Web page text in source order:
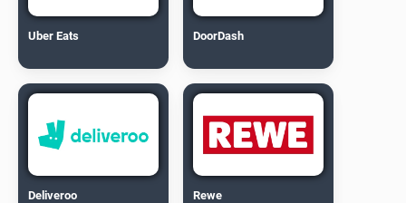
Uber Eats DoorDash
Deliveroo Rewe